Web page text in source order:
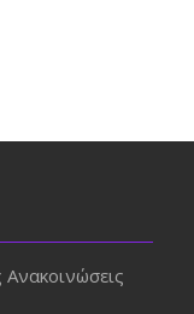
Ανακοινώσεις